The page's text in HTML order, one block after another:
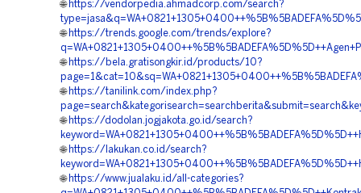
🌐 https://vendorpedia.ahmadcorp.com/search?
🌐 https://trends.google.com/trends/explore?
🌐 https://bela.gratisongkir.id/products/10?
🌐 https://tanilink.com/index.php?
🌐 https://dodolan.jogjakota.go.id/search?
🌐 https://lakukan.co.id/search?
🌐 https://www.jualaku.id/all-categories?